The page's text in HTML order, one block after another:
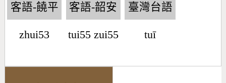
客語-饒平
zhui53
客語-韶安
tui55 zui55
臺灣台語
tuī